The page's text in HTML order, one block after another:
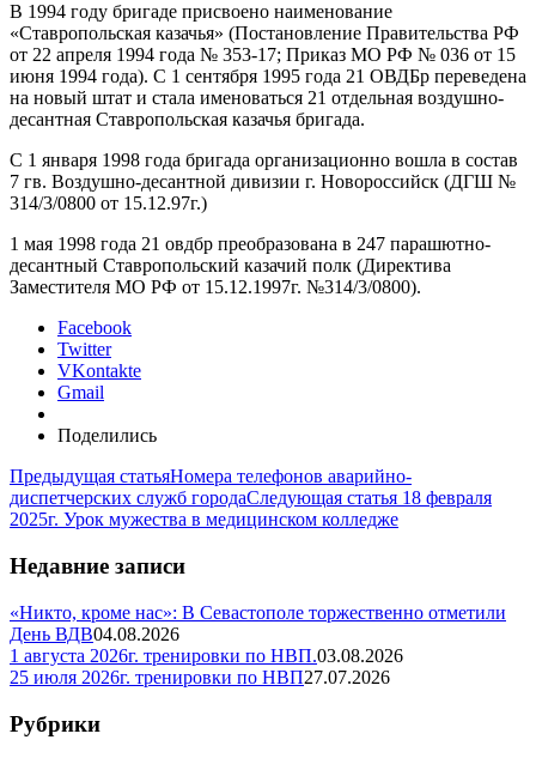
В 1994 году бригаде присвоено наименование
«Ставропольская казачья» (Постановление Правительства РФ
от 22 апреля 1994 года № 353-17; Приказ МО РФ № 036 от 15
июня 1994 года). С 1 сентября 1995 года 21 ОВДБр переведена
на новый штат и стала именоваться 21 отдельная воздушно-
десантная Ставропольская казачья бригада.
С 1 января 1998 года бригада организационно вошла в состав
7 гв. Воздушно-десантной дивизии г. Новороссийск (ДГШ №
314/3/0800 от 15.12.97г.)
1 мая 1998 года 21 овдбр преобразована в 247 парашютно-
десантный Ставропольский казачий полк (Директива
Заместителя МО РФ от 15.12.1997г. №314/3/0800).
Facebook
Twitter
VKontakte
Gmail
Поделились
Предыдущая статьяНомера телефонов аварийно-
диспетчерских служб городаСледующая статья 18 февраля
2025г. Урок мужества в медицинском колледже
Недавние записи
«Никто, кроме нас»: В Севастополе торжественно отметили
День ВДВ04.08.2026
1 августа 2026г. тренировки по НВП.03.08.2026
25 июля 2026г. тренировки по НВП27.07.2026
Рубрики